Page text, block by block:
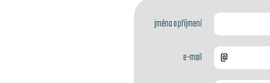
jméno a příjmení
e-mail